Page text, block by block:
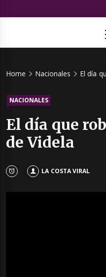
Home Nacionales El día
NACIONALES
El día que
de Videla
LA COSTA VIRAL